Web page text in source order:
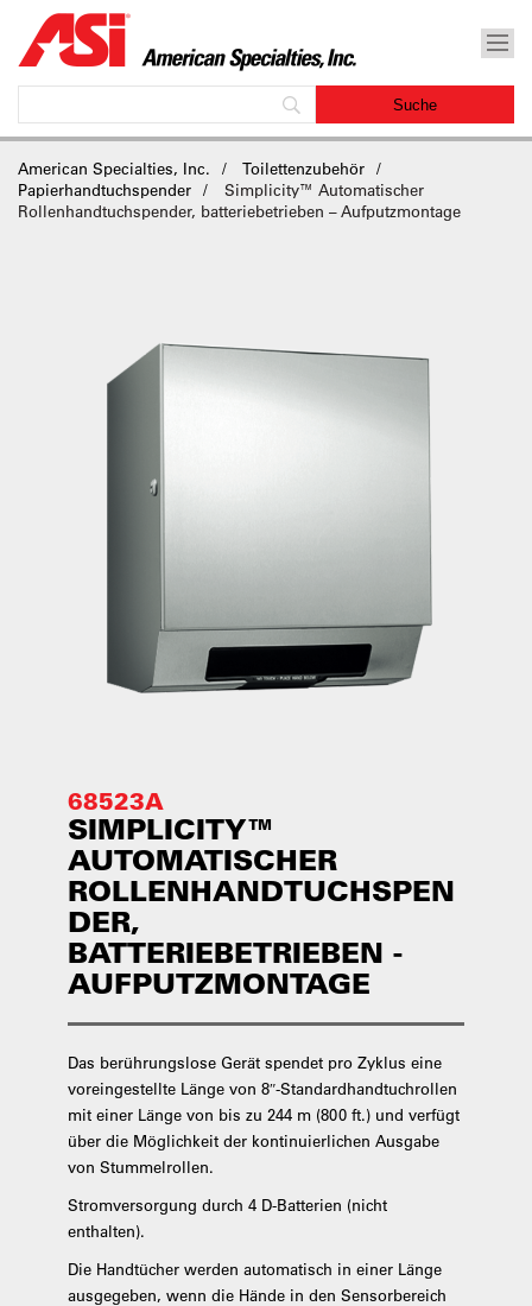
American Specialties, Inc.
Toilettenzubehör
Papierhandtuchspender
Simplicity™ Automatischer
Rollenhandtuchspender, batteriebetrieben – Aufputzmontage
68523A
SIMPLICITY™
AUTOMATISCHER
ROLLENHANDTUCHSPEN
DER,
BATTERIEBETRIEBEN -
AUFPUTZMONTAGE
Das berührungslose Gerät spendet pro Zyklus eine
voreingestellte Länge von 8″-Standardhandtuchrollen
mit einer Länge von bis zu 244 m (800 ft.) und verfügt
über die Möglichkeit der kontinuierlichen Ausgabe
von Stummelrollen.
Stromversorgung durch 4 D-Batterien (nicht
enthalten).
Die Handtücher werden automatisch in einer Länge
ausgegeben, wenn die Hände in den Sensorbereich